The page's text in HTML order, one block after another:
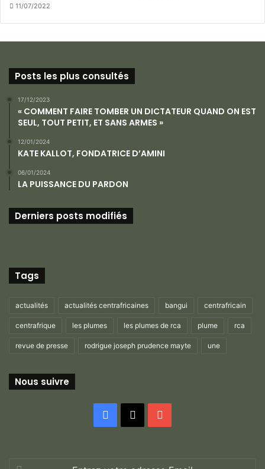
11/07/2022
Posts les plus consultés
17/12/2023
« COMMENT FAIRE TOMBER UN DICTATEUR QUAND ON EST
SEUL, TOUT PETIT, ET SANS ARMES »
12/01/2024
KATE KALLOT, FONDATRICE D’AMINI
06/01/2024
LA PUISSANCE DU PARDON
Derniers posts modifiés
Tags
actualités actualités centrafricaines bangui centrafricain
centrafrique les plumes les plumes de rca plume rca
revue de presse rodrigue joseph prudence mayte une
Nous suivre
Facebook